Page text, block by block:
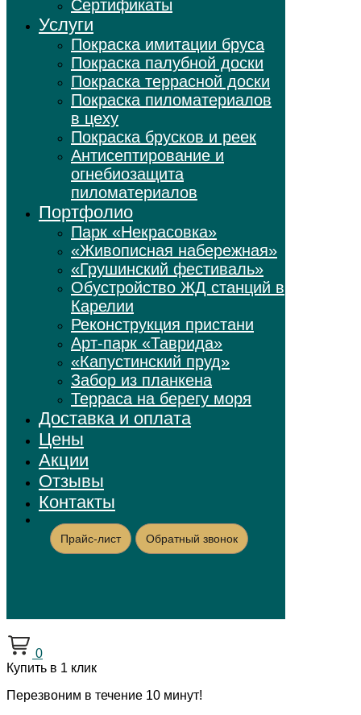
Сертификаты
Услуги
Покраска имитации бруса
Покраска палубной доски
Покраска террасной доски
Покраска пиломатериалов
в цеху
Покраска брусков и реек
Антисептирование и
огнебиозащита
пиломатериалов
Портфолио
Парк «Некрасовка»
«Живописная набережная»
«Грушинский фестиваль»
Обустройство ЖД станций в
Карелии
Реконструкция пристани
Арт-парк «Таврида»
«Капустинский пруд»
Забор из планкена
Терраса на берегу моря
Доставка и оплата
Цены
Акции
Отзывы
Контакты
Прайс-лист Обратный звонок
0
Купить в 1 клик
Перезвоним в течение 10 минут!